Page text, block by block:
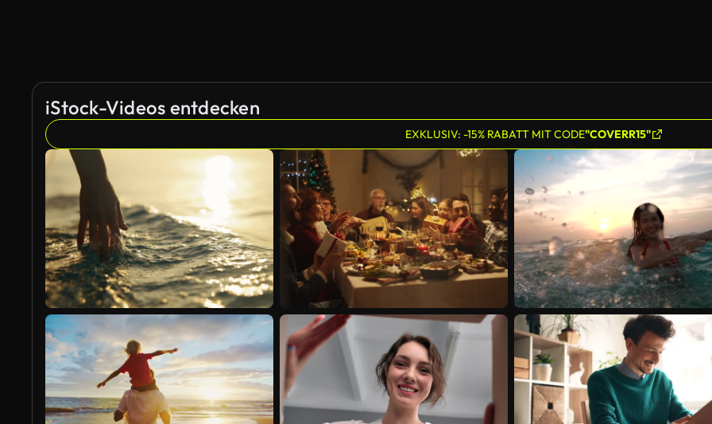
iStock-Videos entdecken
EXKLUSIV: -15% RABATT MIT CODE"COVERR15"